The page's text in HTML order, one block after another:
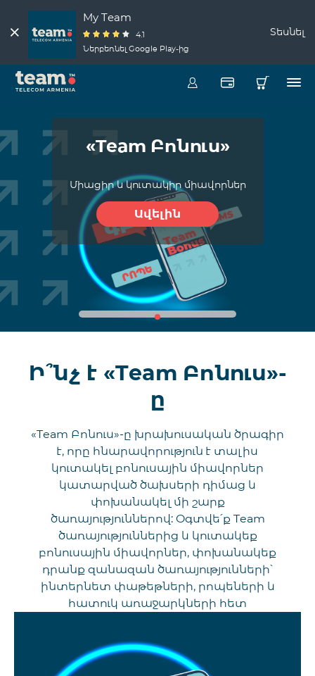
My Team
4.1
Ներբեռնել Google Play-ից
Տեսնել
«Team Բոնուս»
Միացիր և կուտակիր միավորներ
Ավելին
Ի՞նչ է «Team Բոնուս»-
ը
«Team Բոնուս»-ը խրախուսական ծրագիր
է, որը հնարավորություն է տալիս
կուտակել բոնուսային միավորներ
կատարված ծախսերի դիմաց և
փոխանակել մի շարք
ծառայություններով: Օգտվե՛ք Team
ծառայություններից և կուտակեք
բոնուսային միավորներ, փոխանակեք
դրանք զանազան ծառայությունների՝
ինտերնետ փաթեթների, րոպեների և
հատուկ առաջարկների հետ